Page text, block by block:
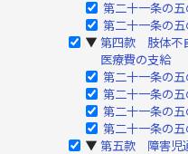
第二十一条の
第二十一条の五
▶ 第四款 肢体不
医療費の支給
第二十一条の
第二十一条の
第二十一条の
第二十一条の五
▶ 第五款 障害児